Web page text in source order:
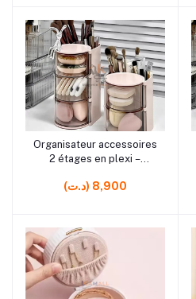
rrrrrr4
Ajouter au panier
Organisateur accessoires
2 étages en plexi –
maquillage et bijoux
(د.ت) 8,900